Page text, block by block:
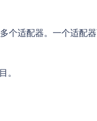
个适配器。一个适配
。